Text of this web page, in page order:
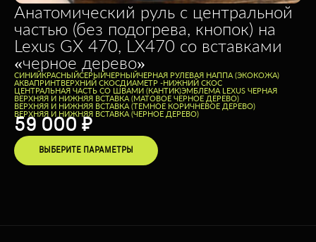
Анатомический руль c центральной
частью (без подогрева, кнопок) на
Lexus GX 470, LX470 со вставками
«черное дерево»
CИНИЙКРАСНЫЙСЕРЫЙЧЕРНЫЙЧЕРНАЯ РУЛЕВАЯ НАППА (ЭКОКОЖА)
АКВАПРИНТВЕРХНИЙ СКОСДИАМЕТР -НИЖНИЙ СКОС
ЦЕНТРАЛЬНАЯ ЧАСТЬ СО ШВАМИ (КАНТИК)ЭМБЛЕМА LEXUS ЧЕРНАЯ
ВЕРХНЯЯ И НИЖНЯЯ ВСТАВКА (МАТОВОЕ ЧЕРНОЕ ДЕРЕВО)
ВЕРХНЯЯ И НИЖНЯЯ ВСТАВКА (ТЕМНОЕ КОРИЧНЕВОЕ ДЕРЕВО)
ВЕРХНЯЯ И НИЖНЯЯ ВСТАВКА (ЧЕРНОЕ ДЕРЕВО)
59 000 ₽
ВЫБЕРИТЕ ПАРАМЕТРЫ